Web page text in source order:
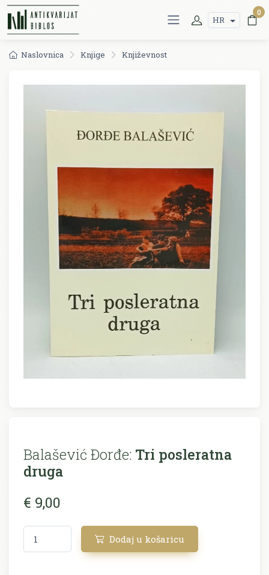
HR
0
Naslovnica Knjige Književnost
Balašević Ðorđe: Tri posleratna
druga
€ 9,00
Dodaj u košaricu